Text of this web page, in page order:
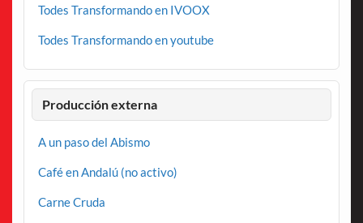
Todes Transformando en IVOOX
Todes Transformando en youtube
Producción externa
A un paso del Abismo
Café en Andalú (no activo)
Carne Cruda